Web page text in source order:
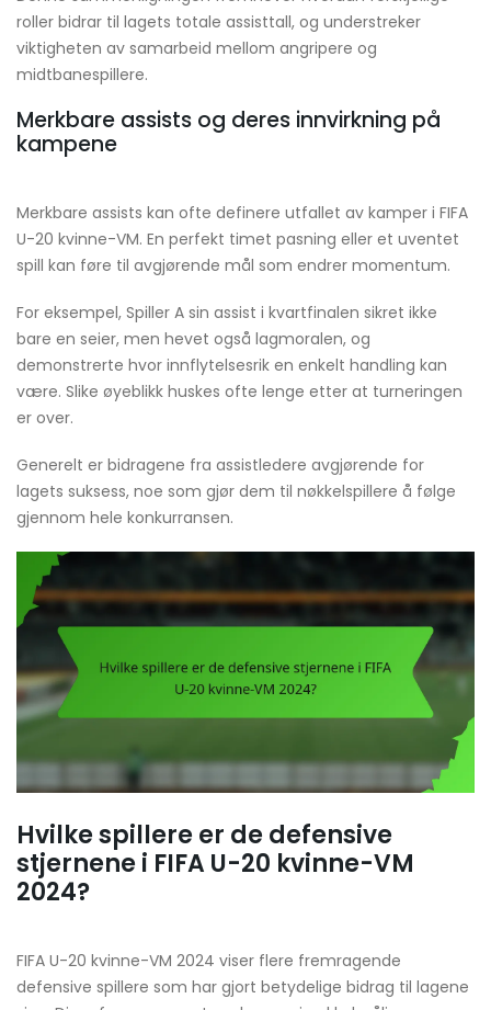
roller bidrar til lagets totale assisttall, og understreker
viktigheten av samarbeid mellom angripere og
midtbanespillere.
Merkbare assists og deres innvirkning på
kampene
Merkbare assists kan ofte definere utfallet av kamper i FIFA
U-20 kvinne-VM. En perfekt timet pasning eller et uventet
spill kan føre til avgjørende mål som endrer momentum.
For eksempel, Spiller A sin assist i kvartfinalen sikret ikke
bare en seier, men hevet også lagmoralen, og
demonstrerte hvor innflytelsesrik en enkelt handling kan
være. Slike øyeblikk huskes ofte lenge etter at turneringen
er over.
Generelt er bidragene fra assistledere avgjørende for
lagets suksess, noe som gjør dem til nøkkelspillere å følge
gjennom hele konkurransen.
Hvilke spillere er de defensive
stjernene i FIFA U-20 kvinne-VM
2024?
FIFA U-20 kvinne-VM 2024 viser flere fremragende
defensive spillere som har gjort betydelige bidrag til lagene